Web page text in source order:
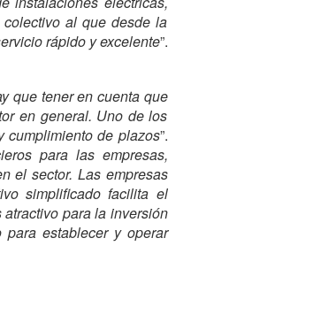
al que desde la
rápido y excelente”.
que tener en cuenta que
en general. Uno de los
cumplimiento de plazos”.
para las empresas,
el sector. Las empresas
simplificado facilita el
para la inversión
establecer y operar